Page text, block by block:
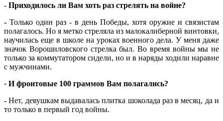
- Приходилось ли Вам хоть раз стрелять на войне?
- Только один раз - в день Победы, хотя оружие и связистам
полагалось. Но я метко стреляла из малокалиберной винтовки,
научилась еще в школе на уроках военного дела. У меня даже
значок Ворошиловского стрелка был. Во время войны мы не
только за коммутатором сидели, но и в наряды ходили наравне
с мужчинами.
- И фронтовые 100 граммов Вам полагались?
- Нет, девушкам выдавалась плитка шоколада раз в месяц, да и
то только в первый год войны.